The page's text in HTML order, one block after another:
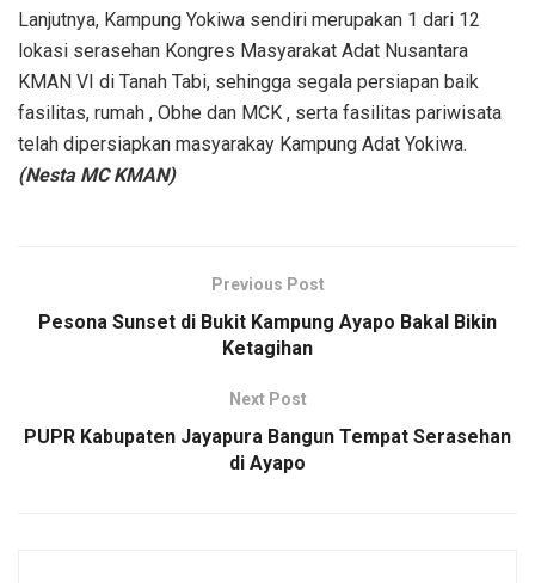
Lanjutnya, Kampung Yokiwa sendiri merupakan 1 dari 12
lokasi serasehan Kongres Masyarakat Adat Nusantara
KMAN VI di Tanah Tabi, sehingga segala persiapan baik
fasilitas, rumah , Obhe dan MCK , serta fasilitas pariwisata
telah dipersiapkan masyarakay Kampung Adat Yokiwa.
(Nesta MC KMAN)
Previous Post
Pesona Sunset di Bukit Kampung Ayapo Bakal Bikin
Ketagihan
Next Post
PUPR Kabupaten Jayapura Bangun Tempat Serasehan
di Ayapo